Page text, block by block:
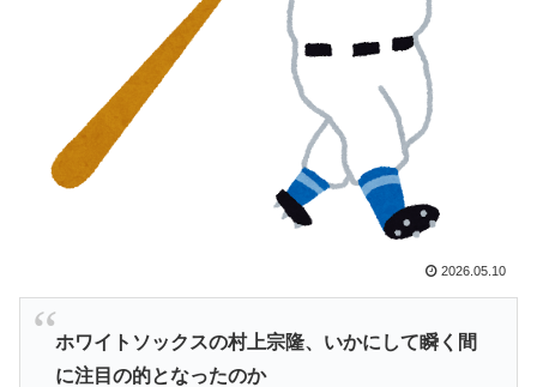
【衝撃】韓国人「エボシ御前の声の人、若い頃がこれか
日本旅行キャンセルすべきか…1万年ぶり史上最大級の
火山の兆し＝韓国の反応
▶
外国人「アジア杯で優勝するんだ」日本代表、W杯ポッ
ト1入りに現実味!?2030大会で出場枠「64」なら追い風
に！アメリカ人もポット1争いに熱視線！【海外の反
▶ 大地震が起きても手術をやり遂げる日本の医療チーム、
海外でも凄すぎると絶賛
▶ 海外「日本人はなんて気高いんだ！」 英高級紙も驚愕
2026.05.10
ホワイトソックスの村上宗隆、いかにして瞬く間
に注目の的となったのか